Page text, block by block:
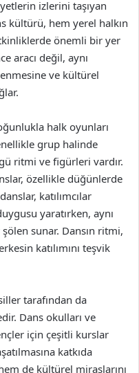
izlerini taşıyan
kültürü, hem yerel halkın
önemli bir yer
aracı değil, aynı
ve kültürel
halk oyunları
grup halinde
ritmi ve figürleri vardır.
özellikle düğünlerde
katılımcılar
yaratırken, aynı
sunar. Dansın ritmi,
katılımını teşvik
tarafından da
Dans okulları ve
için çeşitli kurslar
katkıda
de kültürel miraslarını